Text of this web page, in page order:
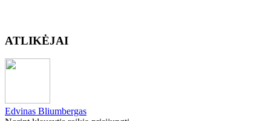
ATLIKĖJAI
Edvinas Bliumbergas